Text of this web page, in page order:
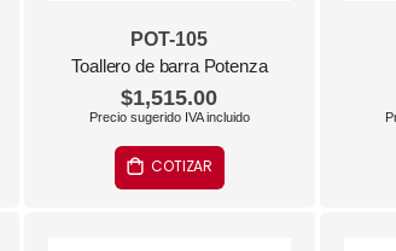
POT-105
Toallero de barra Potenza
$1,515.00
COTIZAR